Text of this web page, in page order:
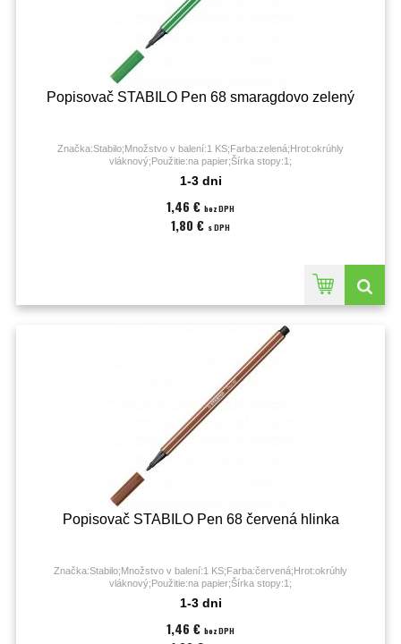
Popisovač STABILO Pen 68 smaragdovo zelený
Značka:Stabilo;Množstvo v balení:1 KS;Farba:zelená;Hrot:okrúhly
vláknový;Použitie:na papier;Šírka stopy:1;
1-3 dni
1,46 € bez DPH
1,80 € s DPH
Popisovač STABILO Pen 68 červená hlinka
Značka:Stabilo;Množstvo v balení:1 KS;Farba:červená;Hrot:okrúhly
vláknový;Použitie:na papier;Šírka stopy:1;
1-3 dni
1,46 € bez DPH